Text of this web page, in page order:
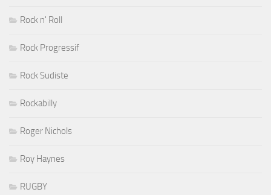
Rock n' Roll
Rock Progressif
Rock Sudiste
Rockabilly
Roger Nichols
Roy Haynes
RUGBY